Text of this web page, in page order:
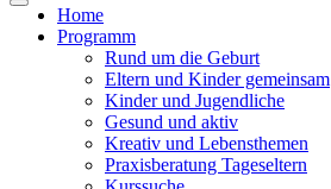
Toggle
navigation
Home
Programm
Rund um die Geburt
Eltern und Kinder gemeinsam
Kinder und Jugendliche
Gesund und aktiv
Kreativ und Lebensthemen
Praxisberatung Tageseltern